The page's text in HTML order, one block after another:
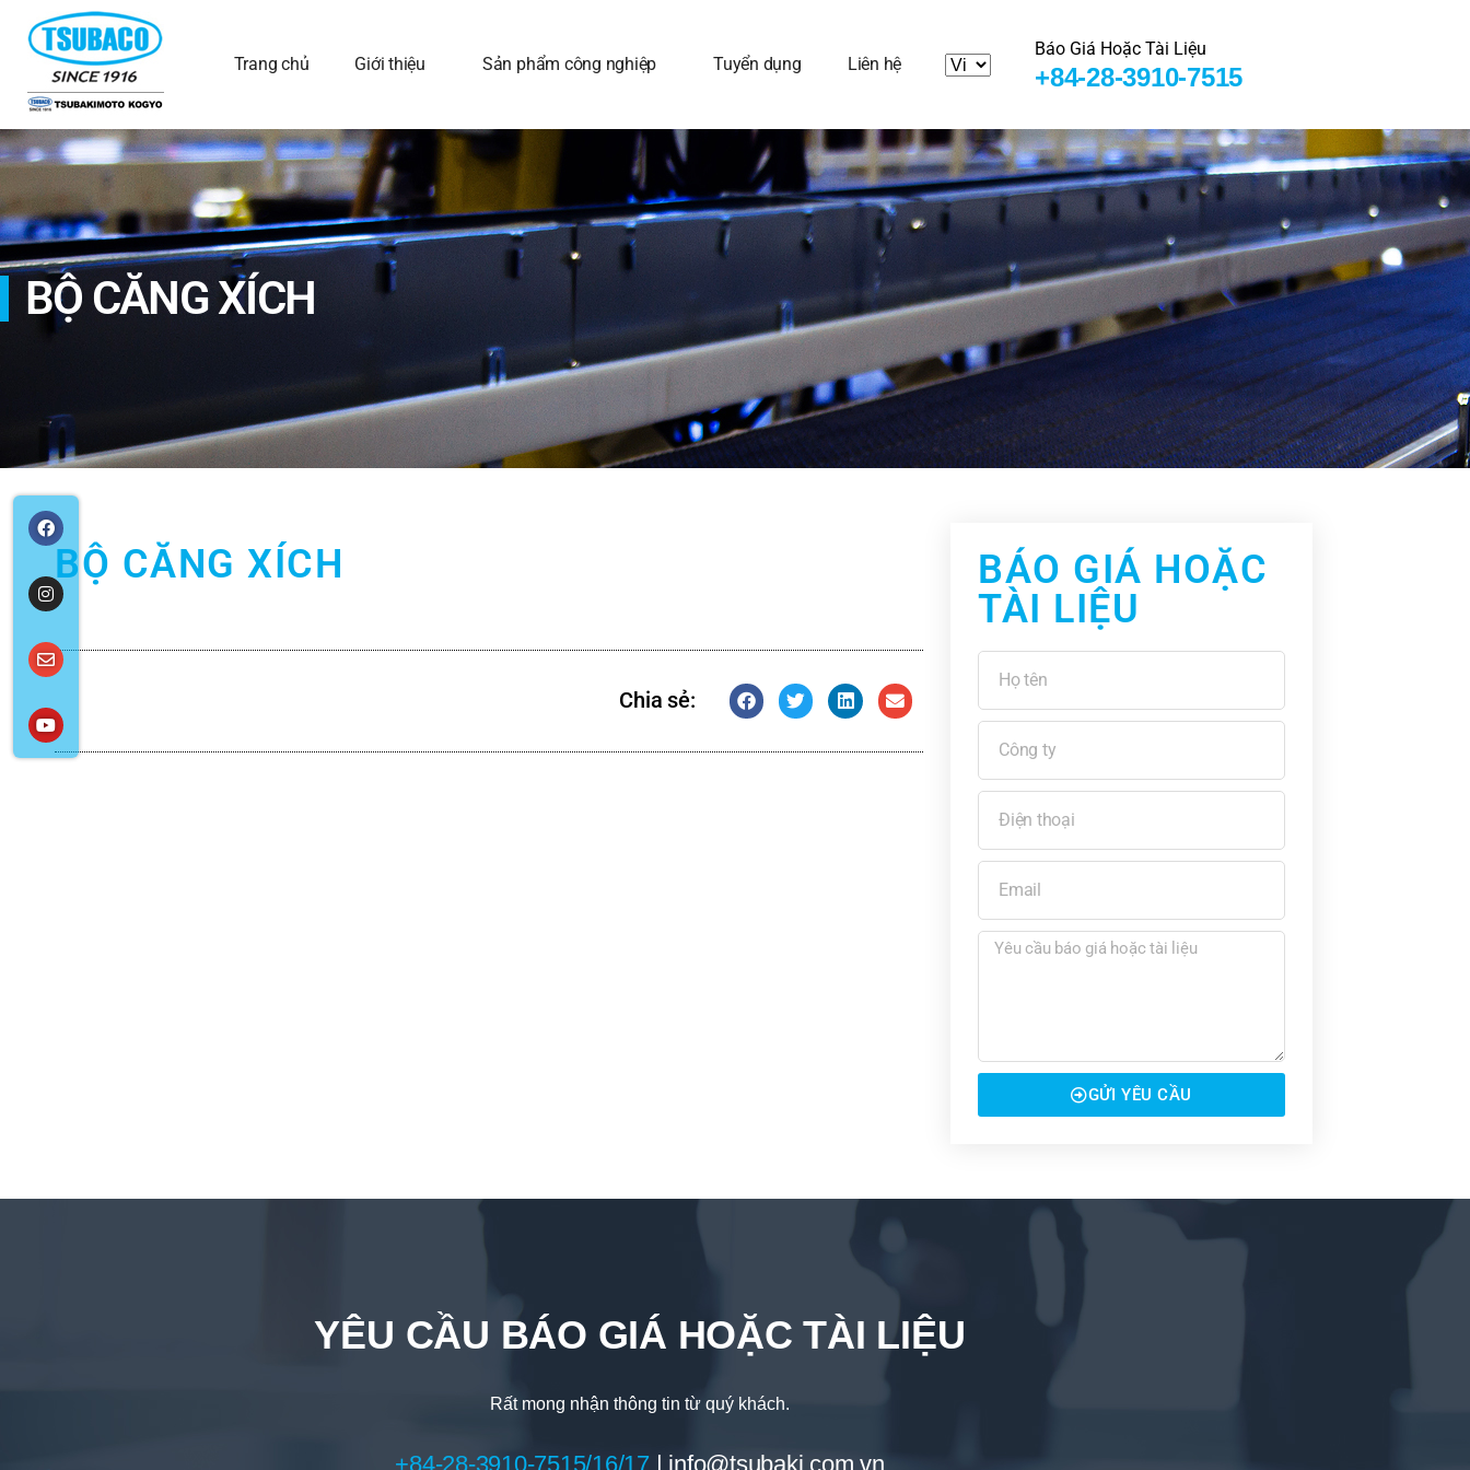
Trang chủ Giới thiệu Sản phẩm công nghiệp Tuyển dụng Liên hệ
Báo Giá Hoặc Tài Liệu
+84-28-3910-7515
BỘ CĂNG XÍCH
BỘ CĂNG XÍCH
Chia sẻ:
BÁO GIÁ HOẶC
TÀI LIỆU
GỬI YÊU CẦU
YÊU CẦU BÁO GIÁ HOẶC TÀI LIỆU
Rất mong nhận thông tin từ quý khách.
+84-28-3910-7515/16/17 | info@tsubaki.com.vn